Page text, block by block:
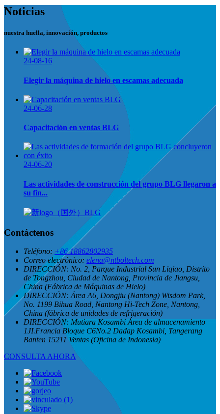
Noticias
nuestra huella, innovación, productos
24-08-16
Elegir la máquina de hielo en escamas adecuada
24-06-28
Capacitación en ventas BLG
24-06-20
Las actividades de construcción del grupo BLG llegaron a
su fin...
Contáctenos
Teléfono: +86 18862802935
Correo electrónico: elena@ntboltech.com
DIRECCIÓN: No. 2, Parque Industrial Sun Liqiao, Distrito
de Tongzhou, Ciudad de Nantong, Provincia de Jiangsu,
China (Fábrica de Máquinas de Hielo)
DIRECCIÓN: Área A6, Dongjiu (Nantong) Wisdom Park,
No. 1199 Bihua Road, Nantong Hi-Tech Zone, Nantong,
China (fábrica de unidades de refrigeración)
DIRECCIÓN: Mutiara Kosambi Área de almacenamiento
1JI.Francia Bloque C6No.2 Dadap Kosambi, Tangerang
Banten 15211 Ventas (Oficina de Indonesia)
CONSULTA AHORA